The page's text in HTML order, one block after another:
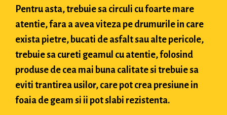
Pentru asta, trebuie sa circuli cu foarte mare
atentie, fara a avea viteza pe drumurile in care
exista pietre, bucati de asfalt sau alte pericole,
trebuie sa cureti geamul cu atentie, folosind
produse de cea mai buna calitate si trebuie sa
eviti trantirea usilor, care pot crea presiune in
foaia de geam si ii pot slabi rezistenta.